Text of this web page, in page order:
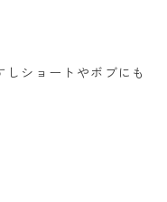
ショートやボブにも